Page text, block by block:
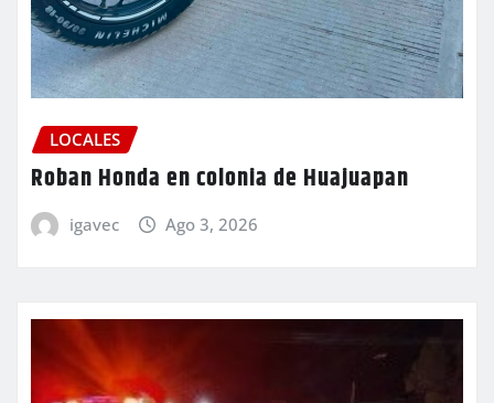
LOCALES
Roban Honda en colonia de Huajuapan
igavec Ago 3, 2026